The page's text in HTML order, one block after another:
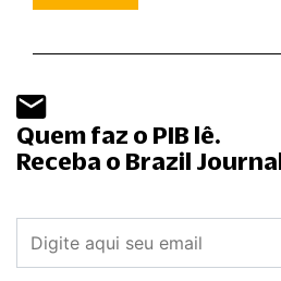
Quem faz o PIB lê.
Receba o Brazil